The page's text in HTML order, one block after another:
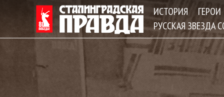
ИСТОРИЯ ГЕРОИ
РУССКАЯ ЗВЕЗДА